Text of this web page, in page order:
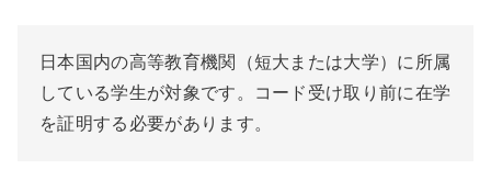
日本国内の高等教育機関（短大または大学）に所属
している学生が対象です。コード受け取り前に在学
を証明する必要があります。